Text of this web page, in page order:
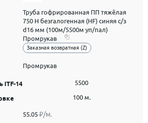
Труба гофрированная ПП тяжёлая
750 Н безгалогенная (HF) синяя с/з
d16 мм (100м/5500м уп/пал)
Промрукав
Заказная возвратная (Z)
Промрукав
5500
100 м.
55.05 ₽/м.